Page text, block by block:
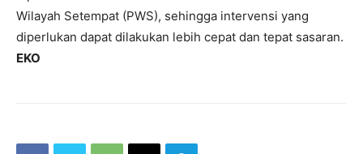
Wilayah Setempat (PWS), sehingga intervensi yang
diperlukan dapat dilakukan lebih cepat dan tepat sasaran.
EKO